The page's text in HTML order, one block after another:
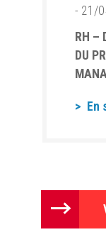
- 21/
RH –
DU
En